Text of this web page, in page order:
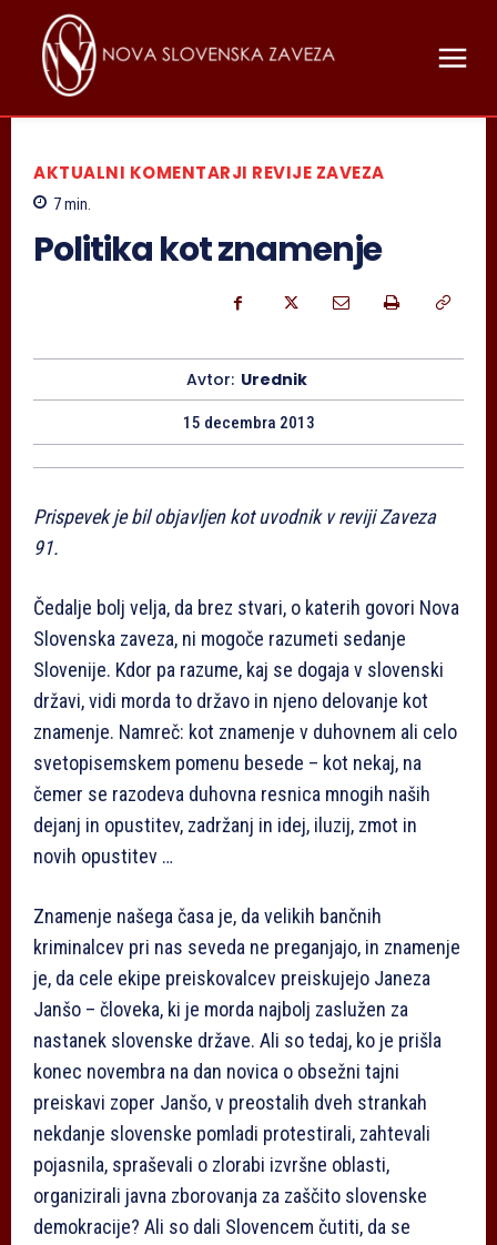
AKTUALNI KOMENTARJI REVIJE ZAVEZA
7min.
Politika kot znamenje
Avtor: Urednik
15 decembra 2013
Prispevek je bil objavljen kot uvodnik v reviji Zaveza
91.
Čedalje bolj velja, da brez stvari, o katerih govori Nova
Slovenska zaveza, ni mogoče razumeti sedanje
Slovenije. Kdor pa razume, kaj se dogaja v slovenski
državi, vidi morda to državo in njeno delovanje kot
znamenje. Namreč: kot znamenje v duhovnem ali celo
svetopisemskem pomenu besede – kot nekaj, na
čemer se razodeva duhovna resnica mnogih naših
dejanj in opustitev, zadržanj in idej, iluzij, zmot in
novih opustitev …
Znamenje našega časa je, da velikih bančnih
kriminalcev pri nas seveda ne preganjajo, in znamenje
je, da cele ekipe preiskovalcev preiskujejo Janeza
Janšo – človeka, ki je morda najbolj zaslužen za
nastanek slovenske države. Ali so tedaj, ko je prišla
konec novembra na dan novica o obsežni tajni
preiskavi zoper Janšo, v preostalih dveh strankah
nekdanje slovenske pomladi protestirali, zahtevali
pojasnila, spraševali o zlorabi izvršne oblasti,
organizirali javna zborovanja za zaščito slovenske
demokracije? Ali so dali Slovencem čutiti, da se